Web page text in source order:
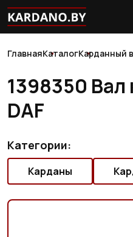
ГлавнаяКаталогКарданный
1398350
DAF
Категории:
Карданы